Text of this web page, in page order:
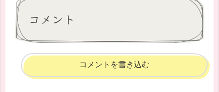
コメント
コメントを書き込む